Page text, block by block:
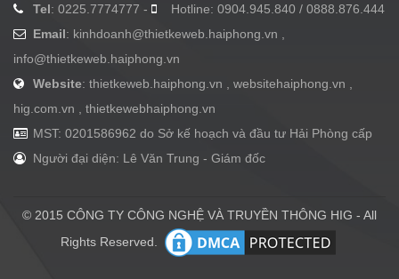
Tel: 0225.7774777 -
Hotline: 0904.945.840 / 0888.876.444
Email: kinhdoanh@thietkeweb.haiphong.vn
info@thietkeweb.haiphong.vn
Website: thietkeweb.haiphong.vn , websitehaiphong.vn ,
hig.com.vn , thietkewebhaiphong.vn
MST: 0201586962 do Sở kế hoạch và đầu tư Hải Phòng cấp
Người đại diện: Lê Văn Trung - Giám đốc
© 2015 CÔNG TY CÔNG NGHỆ VÀ TRUYỀN THÔNG HIG - All
Rights Reserved.